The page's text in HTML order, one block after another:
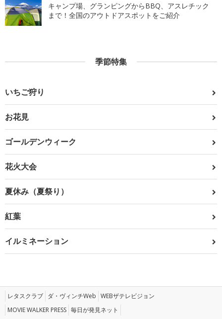
キャンプ場、グランピングからBBQ、アスレチック
まで！全国のアウトドアスポットをご紹介
季節特集
いちご狩り
お花見
ゴールデンウィーク
花火大会
夏休み（夏祭り）
紅葉
イルミネーション
レタスクラブ ダ・ヴィンチWeb WEBザテレビジョン
MOVIE WALKER PRESS 毎日が発見ネット